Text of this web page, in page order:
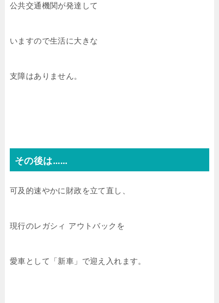
公共交通機関が発達して
いますので生活に大きな
支障はありません。
その後は……
可及的速やかに財政を立て直し、
現行のレガシィ アウトバックを
愛車として「新車」で迎え入れます。